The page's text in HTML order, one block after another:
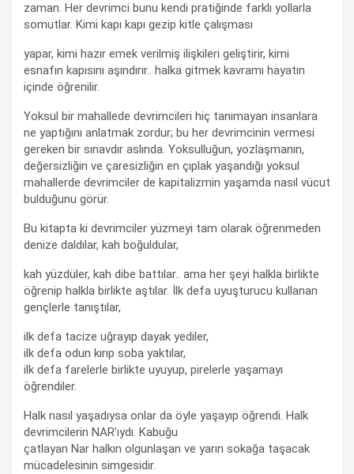
zaman. Her devrimci bunu kendi pratiğinde farklı yollarla
somutlar. Kimi kapı kapı gezip kitle çalışması
yapar, kimi hazır emek verilmiş ilişkileri geliştirir, kimi
esnafın kapısını aşındırır.. halka gitmek kavramı hayatın
içinde öğrenilir.
Yoksul bir mahallede devrimcileri hiç tanımayan insanlara
ne yaptığını anlatmak zordur; bu her devrimcinin vermesi
gereken bir sınavdır aslında. Yoksulluğun, yozlaşmanın,
değersizliğin ve çaresizliğin en çıplak yaşandığı yoksul
mahallerde devrimciler de kapitalizmin yaşamda nasıl vücut
bulduğunu görür.
Bu kitapta ki devrimciler yüzmeyi tam olarak öğrenmeden
denize daldılar, kah boğuldular,
kah yüzdüler, kah dibe battılar.. ama her şeyi halkla birlikte
öğrenip halkla birlikte aştılar. İlk defa uyuşturucu kullanan
gençlerle tanıştılar,
ilk defa tacize uğrayıp dayak yediler,
ilk defa odun kırıp soba yaktılar,
ilk defa farelerle birlikte uyuyup, pirelerle yaşamayı
öğrendiler.
Halk nasıl yaşadıysa onlar da öyle yaşayıp öğrendi. Halk
devrimcilerin NAR’ıydı. Kabuğu
çatlayan Nar halkın olgunlaşan ve yarın sokağa taşacak
mücadelesinin simgesidir.